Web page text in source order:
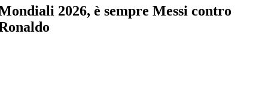
2026, è sempre Messi contro